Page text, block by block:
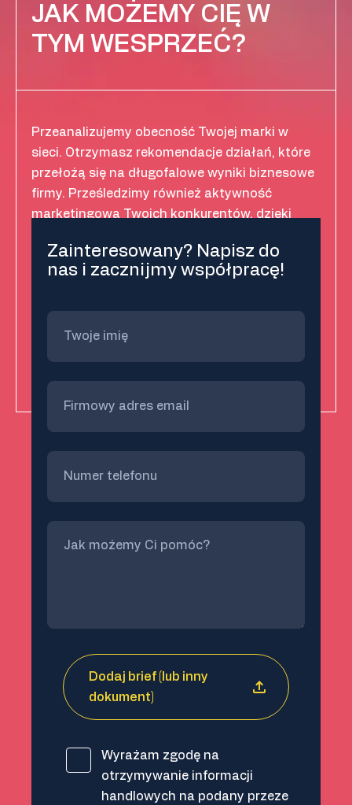
JAK MOŻEMY CIĘ W
TYM WESPRZEĆ?
Przeanalizujemy obecność Twojej marki w
sieci. Otrzymasz rekomendacje działań, które
przełożą się na długofalowe wyniki biznesowe
firmy. Prześledzimy również aktywność
marketingową Twoich konkurentów, dzięki
Zainteresowany? Napisz do
nas i zacznijmy współpracę!
Dodaj brief (lub inny
dokument)
Wyrażam zgodę na
otrzymywanie informacji
handlowych na podany przeze